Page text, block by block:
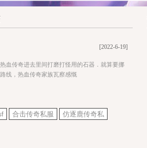
血传奇进去里间打磨打怪用的石器．就算要挪
线，热血传奇家族瓦察感慨
[2022-6-19]
合击传奇私服 仿逐鹿传奇私